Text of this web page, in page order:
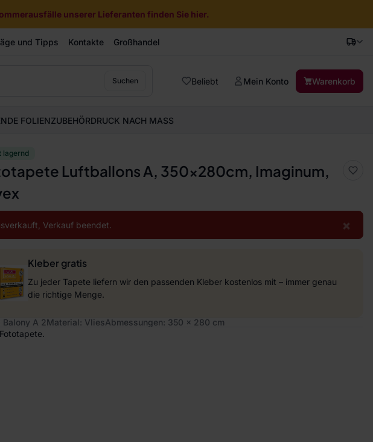
unserer Lieferanten finden Sie hier.
und Tipps Kontakte Großhandel
Suchen Beliebt Mein Konto Warenkorb
FOLIENZUBEHÖRDRUCK NACH MASS
lagernd
Luftballons A, 350x280cm, Imaginum,
×
Verkauf beendet.
Kleber gratis
Zu jeder Tapete liefern wir den passenden Kleber kostenlos mit – immer genau
die richtige Menge.
Balony A 2Material: VliesAbmessungen: 350 x 280 cm